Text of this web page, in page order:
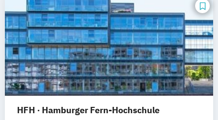
HFH · Hamburger Fern-Hochschule